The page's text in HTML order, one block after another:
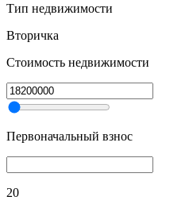
Тип недвижимости
Вторичка
Стоимость недвижимости
Первоначальный взнос
20